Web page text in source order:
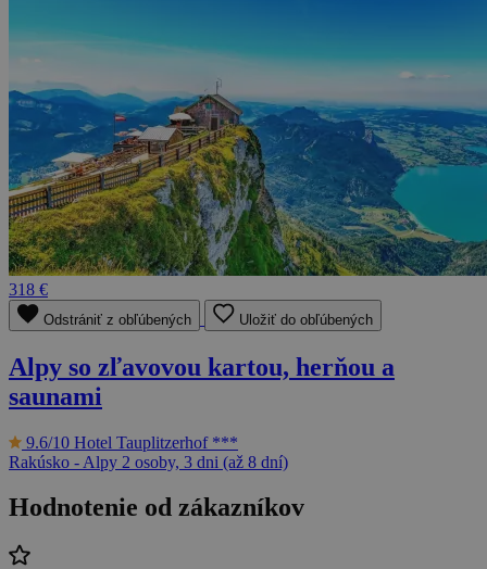
318 €
Odstrániť z obľúbených Uložiť do obľúbených
Alpy so zľavovou kartou, herňou a
saunami
9.6/10 Hotel Tauplitzerhof ***
Rakúsko - Alpy 2 osoby, 3 dni (až 8 dní)
Hodnotenie od zákazníkov